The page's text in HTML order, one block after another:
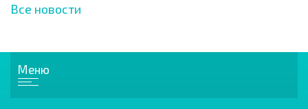
Все новости
Меню